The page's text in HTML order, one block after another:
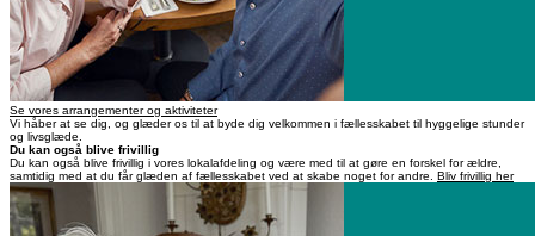
Se vores arrangementer og aktiviteter
Vi håber at se dig, og glæder os til at byde dig velkommen i fællesskabet til hyggelige stunder
og livsglæde.
Du kan også blive frivillig
Du kan også blive frivillig i vores lokalafdeling og være med til at gøre en forskel for ældre,
samtidig med at du får glæden af fællesskabet ved at skabe noget for andre. Bliv frivillig her